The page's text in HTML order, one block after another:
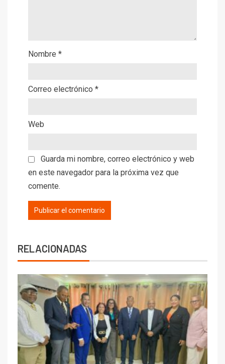
Nombre *
Correo electrónico *
Web
Guarda mi nombre, correo electrónico y web
en este navegador para la próxima vez que
comente.
RELACIONADAS